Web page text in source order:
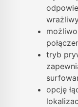
tryb
opcję